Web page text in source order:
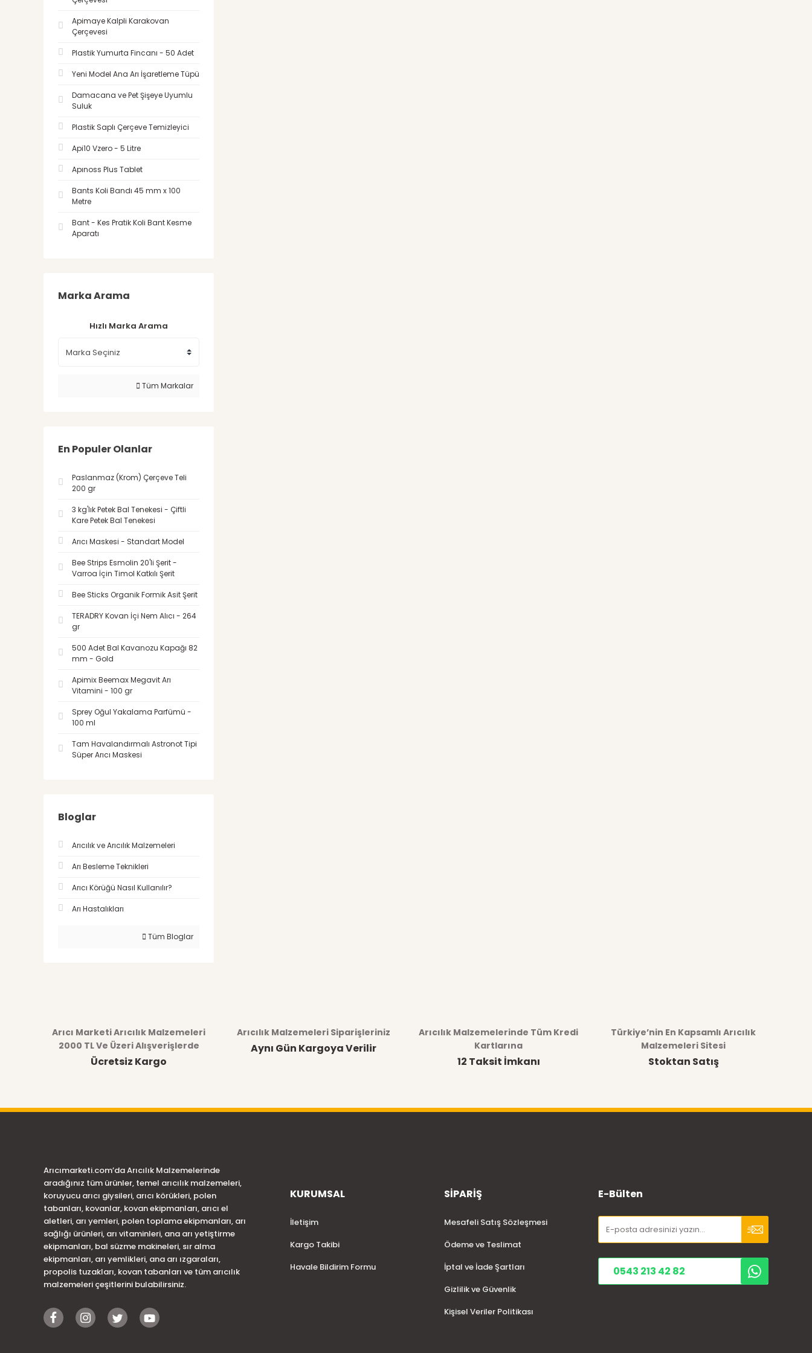
Apimaye Kalpli Karakovan
Çerçevesi
Plastik Yumurta Fincanı - 50 Adet
Yeni Model Ana Arı İşaretleme Tüpü
Damacana ve Pet Şişeye Uyumlu
Suluk
Plastik Saplı Çerçeve Temizleyici
Api10 Vzero - 5 Litre
Apınoss Plus Tablet
Bants Koli Bandı 45 mm x 100
Metre
Bant - Kes Pratik Koli Bant Kesme
Aparatı
Marka Arama
Hızlı Marka Arama
Tüm Markalar
En Populer Olanlar
Paslanmaz (Krom) Çerçeve Teli
200 gr
3 kg'lık Petek Bal Tenekesi - Çiftli
Kare Petek Bal Tenekesi
Arıcı Maskesi - Standart Model
Bee Strips Esmolin 20'li Şerit -
Varroa İçin Timol Katkılı Şerit
Bee Sticks Organik Formik Asit Şerit
TERADRY Kovan İçi Nem Alıcı - 264
gr
500 Adet Bal Kavanozu Kapağı 82
mm - Gold
Apimix Beemax Megavit Arı
Vitamini - 100 gr
Sprey Oğul Yakalama Parfümü -
100 ml
Tam Havalandırmalı Astronot Tipi
Süper Arıcı Maskesi
Bloglar
Arıcılık ve Arıcılık Malzemeleri
Arı Besleme Teknikleri
Arıcı Körüğü Nasıl Kullanılır?
Arı Hastalıkları
Tüm Bloglar
Arıcı Marketi Arıcılık Malzemeleri
2000 TL Ve Üzeri Alışverişlerde
Ücretsiz Kargo
Arıcılık Malzemeleri Siparişleriniz
Aynı Gün Kargoya Verilir
Arıcılık Malzemelerinde Tüm Kredi
Kartlarına
12 Taksit İmkanı
Türkiye’nin En Kapsamlı Arıcılık
Malzemeleri Sitesi
Stoktan Satış
Arıcımarketi.com’da Arıcılık Malzemelerinde
aradığınız tüm ürünler, temel arıcılık malzemeleri,
koruyucu arıcı giysileri, arıcı körükleri, polen
tabanları, kovanlar, kovan ekipmanları, arıcı el
aletleri, arı yemleri, polen toplama ekipmanları, arı
sağlığı ürünleri, arı vitaminleri, ana arı yetiştirme
ekipmanları, bal süzme makineleri, sır alma
ekipmanları, arı yemlikleri, ana arı ızgaraları,
propolis tuzakları, kovan tabanları ve tüm arıcılık
malzemeleri çeşitlerini bulabilirsiniz.
KURUMSAL
İletişim
Kargo Takibi
Havale Bildirim Formu
SİPARİŞ
Mesafeli Satış Sözleşmesi
Ödeme ve Teslimat
İptal ve İade Şartları
Gizlilik ve Güvenlik
Kişisel Veriler Politikası
E-Bülten
0543 213 42 82